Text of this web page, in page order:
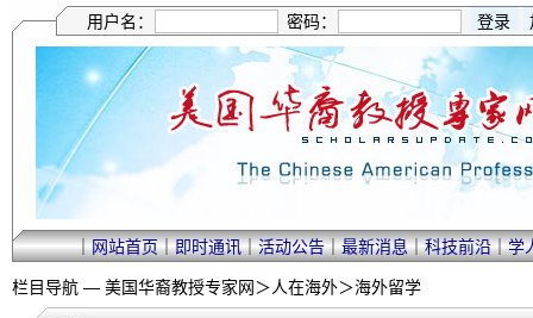
用户名： 密码：
｜网站首页｜即时通讯｜活动公告｜最新消息｜科技前沿｜学
栏目导航 — 美国华裔教授专家网＞人在海外＞海外留学